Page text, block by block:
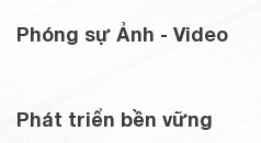
Phóng sự Ảnh - Video
Phát triển bền vững